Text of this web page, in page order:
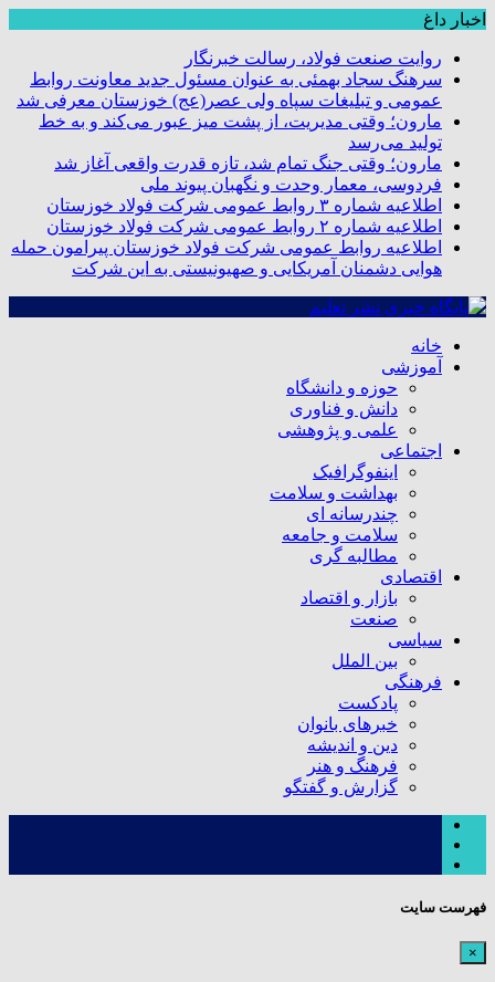
اخبار داغ
روایت صنعت فولاد،‌ رسالت خبرنگار
سرهنگ سجاد بهمئی به عنوان مسئول جدید معاونت روابط
عمومی و تبلیغات سپاه ولی عصر(عج) خوزستان معرفی شد
مارون؛ وقتی مدیریت، از پشت میز عبور می‌کند و به خط
تولید می‌رسد
مارون؛ وقتی جنگ تمام شد، تازه قدرت واقعی آغاز شد
فردوسی، معمار وحدت و نگهبان پیوند ملی
اطلاعیه شماره ۳ روابط عمومی شرکت فولاد خوزستان
اطلاعیه شماره ۲ روابط عمومی شرکت فولاد خوزستان
اطلاعیه روابط عمومی شرکت فولاد خوزستان پیرامون حمله
هوایی دشمنان آمریکایی و صهیونیستی به این شرکت
خانه
آموزشی
حوزه و دانشگاه
دانش و فناوری
علمی و پژوهشی
اجتماعی
اینفوگرافیک
بهداشت و سلامت
چندرسانه ای
سلامت و جامعه
مطالبه گری
اقتصادی
بازار و اقتصاد
صنعت
سیاسی
بین الملل
فرهنگی
پادکست
خبرهای بانوان
دین و اندیشه
فرهنگ و هنر
گزارش و گفتگو
فهرست سایت
×